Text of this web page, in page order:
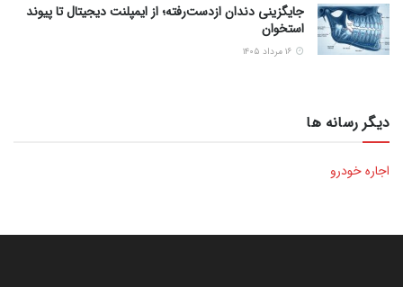
جایگزینی دندان ازدست‌رفته؛ از ایمپلنت دیجیتال تا پیوند
استخوان
دیگر رسانه ها
اجاره خودرو